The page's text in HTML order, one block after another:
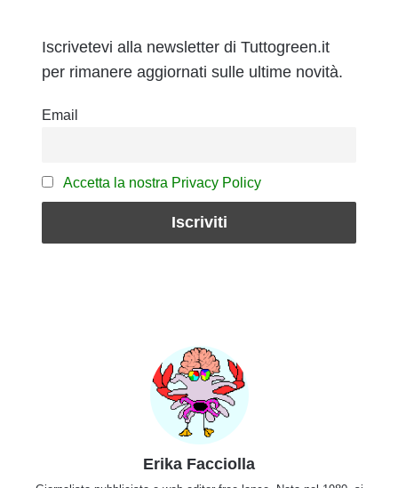
Iscrivetevi alla newsletter di Tuttogreen.it
per rimanere aggiornati sulle ultime novità.
Email
Accetta la nostra Privacy Policy
Erika Facciolla